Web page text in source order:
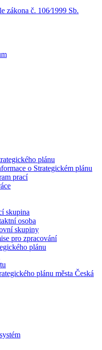
zákona č. 106⁄1999 Sb.
plánu
o Strategickém plánu
prací
skupina
osoba
skupiny
pro zpracování
plánu
plánu města Česká